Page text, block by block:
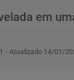
em
- Atualizado 14/01/